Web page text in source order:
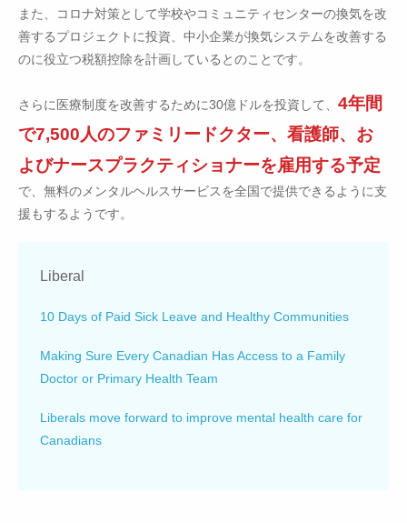
また、コロナ対策として学校やコミュニティセンターの換気を改
善するプロジェクトに投資、中小企業が換気システムを改善する
のに役立つ税額控除を計画しているとのことです。
さらに医療制度を改善するために30億ドルを投資して、 4年間
で7,500人のファミリードクター、看護師、お
よびナースプラクティショナーを雇用する予定
で、無料のメンタルヘルスサービスを全国で提供できるように支
援もするようです。
Liberal
10 Days of Paid Sick Leave and Healthy Communities
Making Sure Every Canadian Has Access to a Family
Doctor or Primary Health Team
Liberals move forward to improve mental health care for
Canadians